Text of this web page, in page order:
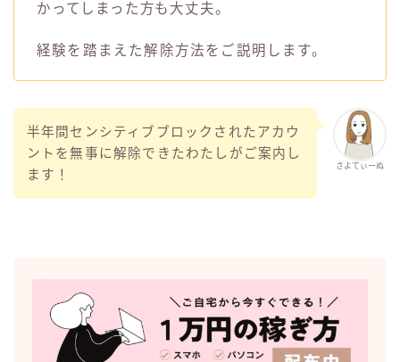
かってしまった方も大丈夫。
経験を踏まえた解除方法をご説明します。
さよてぃーぬ
半年間センシティブブロックされたアカウ
ントを無事に解除できたわたしがご案内し
ます！